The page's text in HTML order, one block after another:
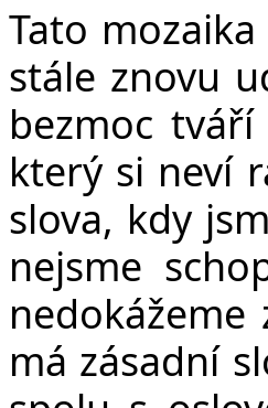
Tato
stále znovu
bezmoc
který si neví
slova, kdy
nejsme
má zásadní